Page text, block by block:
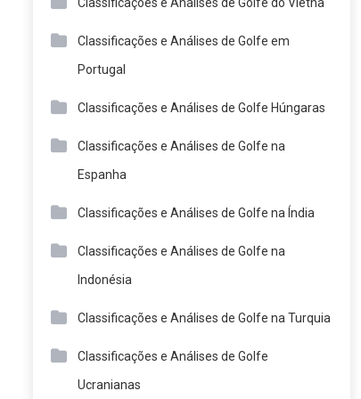
Classificações e Análises de Golfe em
Portugal
Classificações e Análises de Golfe Húngaras
Classificações e Análises de Golfe na
Espanha
Classificações e Análises de Golfe na Índia
Classificações e Análises de Golfe na
Indonésia
Classificações e Análises de Golfe na Turquia
Classificações e Análises de Golfe
Ucranianas